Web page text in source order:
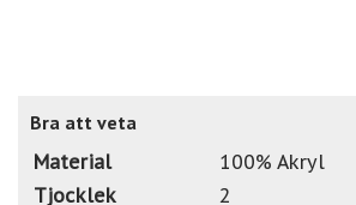
Bra att veta
Material
100% Akryl
Tjocklek
2